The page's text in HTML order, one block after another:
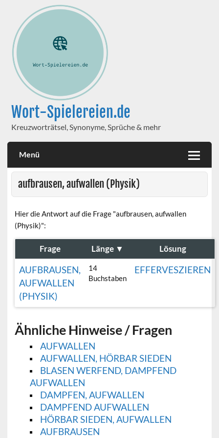
Wort-Spielereien.de
Kreuzworträtsel, Synonyme, Sprüche & mehr
Menü
aufbrausen, aufwallen (Physik)
Hier die Antwort auf die Frage "aufbrausen, aufwallen
(Physik)":
Frage Länge ▼ Lösung
AUFBRAUSEN,
AUFWALLEN
(PHYSIK)
14
Buchstaben
EFFERVESZIEREN
Ähnliche Hinweise / Fragen
AUFWALLEN
AUFWALLEN, HÖRBAR SIEDEN
BLASEN WERFEND, DAMPFEND
AUFWALLEN
DAMPFEN, AUFWALLEN
DAMPFEND AUFWALLEN
HÖRBAR SIEDEN, AUFWALLEN
AUFBRAUSEN